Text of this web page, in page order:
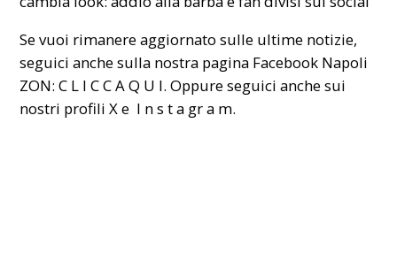
Se vuoi rimanere aggiornato sulle ultime notizie,
seguici anche sulla nostra pagina Facebook Napoli
ZON:C L I C C A Q U I. Oppure seguici anche sui
nostri profiliXe I n s t a gr a m.